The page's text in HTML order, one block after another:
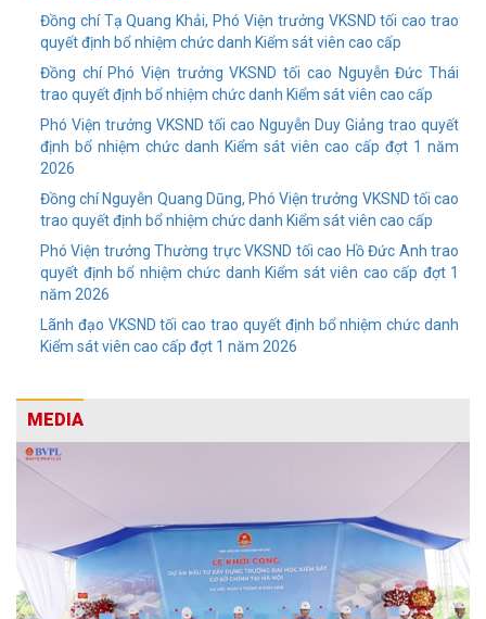
Đồng chí Tạ Quang Khải, Phó Viện trưởng VKSND tối cao trao
quyết định bổ nhiệm chức danh Kiểm sát viên cao cấp
Đồng chí Phó Viện trưởng VKSND tối cao Nguyễn Đức Thái
trao quyết định bổ nhiệm chức danh Kiểm sát viên cao cấp
Phó Viện trưởng VKSND tối cao Nguyễn Duy Giảng trao quyết
định bổ nhiệm chức danh Kiểm sát viên cao cấp đợt 1 năm
2026
Đồng chí Nguyễn Quang Dũng, Phó Viện trưởng VKSND tối cao
trao quyết định bổ nhiệm chức danh Kiểm sát viên cao cấp
Phó Viện trưởng Thường trực VKSND tối cao Hồ Đức Anh trao
quyết định bổ nhiệm chức danh Kiểm sát viên cao cấp đợt 1
năm 2026
Lãnh đạo VKSND tối cao trao quyết định bổ nhiệm chức danh
Kiểm sát viên cao cấp đợt 1 năm 2026
MEDIA